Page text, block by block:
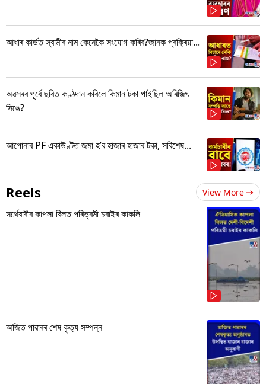
আধাৰ কাৰ্ডত স্বামীৰ নাম কেনেকৈ সংযোগ কৰিব?জানক প্ৰক্ৰিয়া...
অৱসৰৰ পূৰ্বে ছবিত কণ্ঠদান কৰিলে কিমান টকা পাইছিল অৰিজিৎ
সিঙে?
আপোনাৰ PF একাউণ্টত জমা হ’ব হাজাৰ হাজাৰ টকা, সবিশেষ...
Reels View More
সৰ্থেবাৰীৰ কাপলা বিলত পৰিভ্ৰমী চৰাইৰ কাকলি
অজিত পাৱাৰৰ শেষ কৃত্য সম্পন্ন